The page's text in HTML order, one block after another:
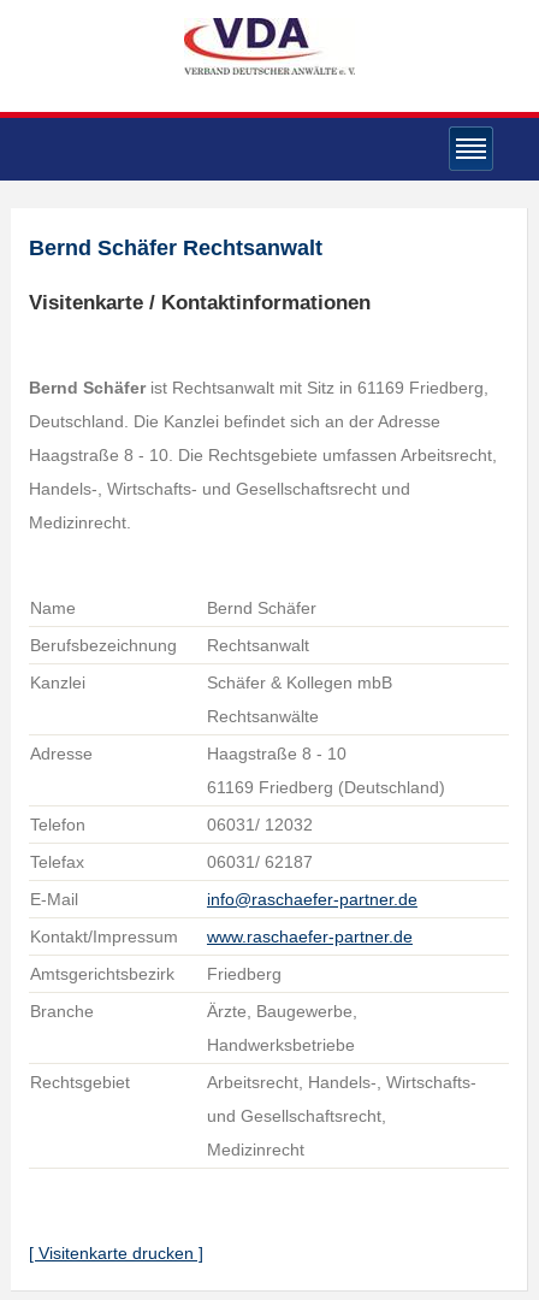
Bernd Schäfer Rechtsanwalt
Visitenkarte / Kontaktinformationen
Bernd Schäferist Rechtsanwalt mit Sitz in 61169 Friedberg,
Deutschland. Die Kanzlei befindet sich an der Adresse
Haagstraße 8 - 10. Die Rechtsgebiete umfassen Arbeitsrecht,
Handels-, Wirtschafts- und Gesellschaftsrecht und
Medizinrecht.
Name
Bernd Schäfer
Berufsbezeichnung
Rechtsanwalt
Kanzlei
Schäfer & Kollegen mbB
Rechtsanwälte
Adresse
Haagstraße 8 - 10
61169 Friedberg (Deutschland)
Telefon
06031/ 12032
Telefax
06031/ 62187
E-Mail
info@raschaefer-partner.de
Kontakt/Impressum
www.raschaefer-partner.de
Amtsgerichtsbezirk
Friedberg
Branche
Ärzte, Baugewerbe,
Handwerksbetriebe
Rechtsgebiet
Arbeitsrecht, Handels-, Wirtschafts-
und Gesellschaftsrecht,
Medizinrecht
[ Visitenkarte drucken ]